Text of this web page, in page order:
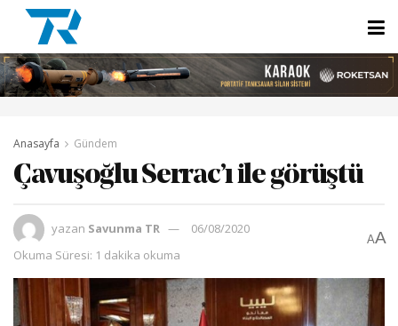
Anasayfa Gündem
Çavuşoğlu Serrac’ı ile görüştü
yazan Savunma TR
06/08/2020
Okuma Süresi: 1 dakika okuma
AA